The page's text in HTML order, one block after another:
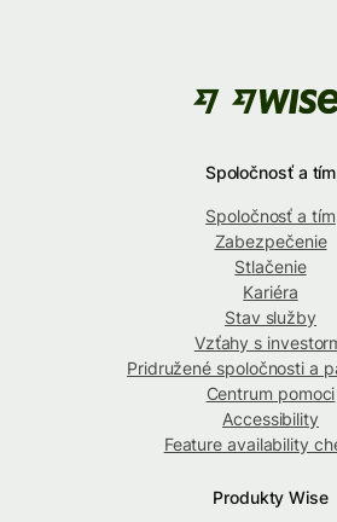
Spoločnosť a tím
Spoločnosť a tím
Zabezpečenie
Stlačenie
Kariéra
Stav služby
Vzťahy s
Pridružené spoločnosti a
Centrum pomoci
Accessibility
Feature availability
Produkty Wise